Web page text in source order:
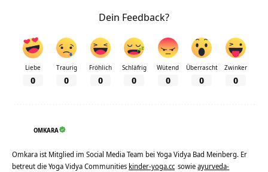
Dein Feedback?
Liebe
0
Traurig
0
Fröhlich
0
Schläfrig
0
Wütend
0
Überrascht
0
Zwinker
0
OMKARA
Omkara ist Mitglied im Social Media Team bei Yoga Vidya Bad Meinberg. Er
betreut die Yoga Vidya Communities kinder-yoga.cc sowieayurveda-